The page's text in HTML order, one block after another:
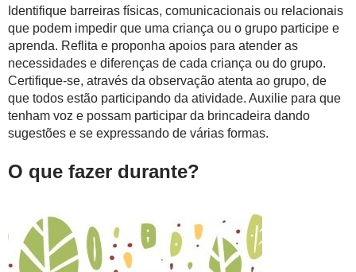
Identifique barreiras físicas, comunicacionais ou relacionais
que podem impedir que uma criança ou o grupo participe e
aprenda. Reflita e proponha apoios para atender as
necessidades e diferenças de cada criança ou do grupo.
Certifique-se, através da observação atenta ao grupo, de
que todos estão participando da atividade. Auxilie para que
tenham voz e possam participar da brincadeira dando
sugestões e se expressando de várias formas.
O que fazer durante?